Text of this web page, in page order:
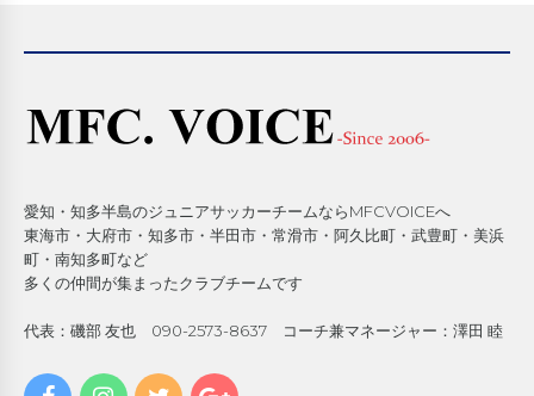
愛知・知多半島のジュニアサッカーチームならMFCVOICEへ
東海市・大府市・知多市・半田市・常滑市・阿久比町・武豊町・美浜
町・南知多町など
多くの仲間が集まったクラブチームです
代表：磯部 友也 090-2573-8637 コーチ兼マネージャー：澤田 睦